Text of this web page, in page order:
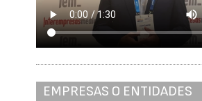
EMPRESAS O ENTIDADES